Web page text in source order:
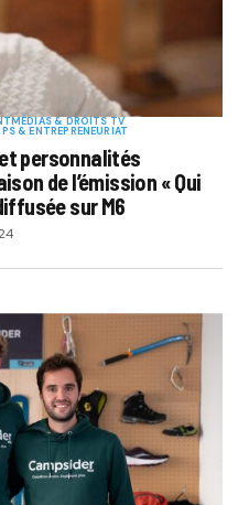
MÉDIAS & DROITS TV
& ENTREPRENEURIAT
personnalités
de l’émission « Qui
sur M6